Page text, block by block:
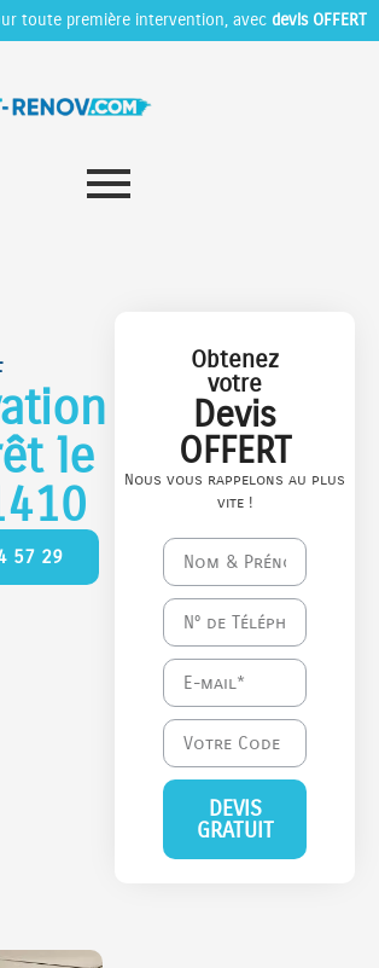
toute première intervention, avec devis OFFERT
le
57 29
Obtenez
votre
Devis
OFFERT
Nous vous rappelons au plus
vite !
DEVIS
GRATUIT